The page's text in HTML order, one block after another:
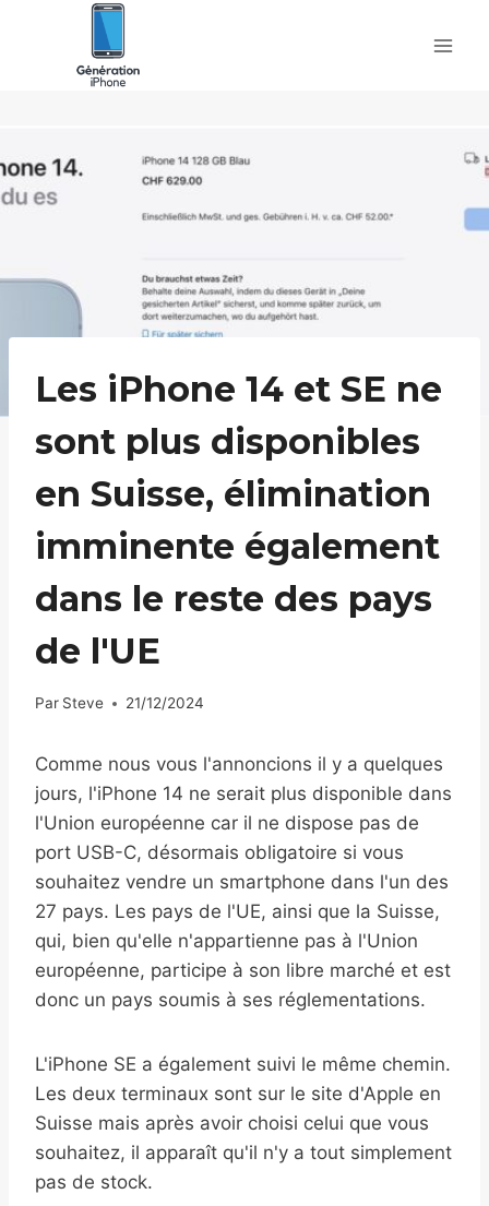
Les iPhone 14 et SE ne
sont plus disponibles
en Suisse, élimination
imminente également
dans le reste des pays
de l'UE
Par Steve 21/12/2024
Comme nous vous l'annoncions il y a quelques
jours, l'iPhone 14 ne serait plus disponible dans
l'Union européenne car il ne dispose pas de
port USB-C, désormais obligatoire si vous
souhaitez vendre un smartphone dans l'un des
27 pays. Les pays de l'UE, ainsi que la Suisse,
qui, bien qu'elle n'appartienne pas à l'Union
européenne, participe à son libre marché et est
donc un pays soumis à ses réglementations.
L'iPhone SE a également suivi le même chemin.
Les deux terminaux sont sur le site d'Apple en
Suisse mais après avoir choisi celui que vous
souhaitez, il apparaît qu'il n'y a tout simplement
pas de stock.